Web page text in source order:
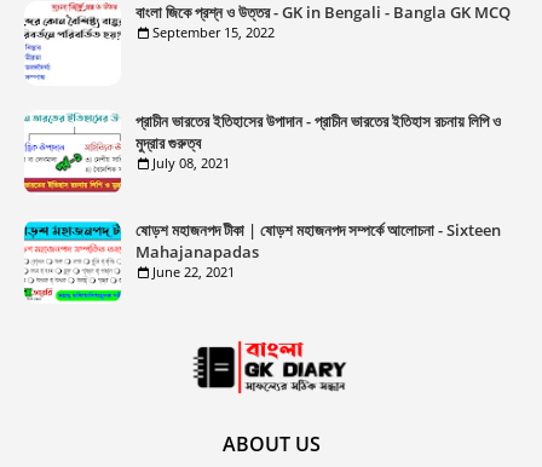
বাংলা জিকে প্রশ্ন ও উত্তর - GK in Bengali - Bangla GK MCQ
September 15, 2022
প্রাচীন ভারতের ইতিহাসের উপাদান - প্রাচীন ভারতের ইতিহাস রচনায় লিপি ও
মুদ্রার গুরুত্ব
July 08, 2021
ষোড়শ মহাজনপদ টীকা | ষোড়শ মহাজনপদ সম্পর্কে আলোচনা - Sixteen
Mahajanapadas
June 22, 2021
ABOUT US